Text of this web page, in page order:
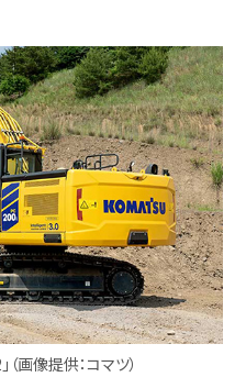
画像提供：コマツ）